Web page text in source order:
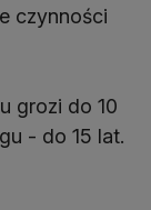
czynności
grozi do 10
- do 15 lat.